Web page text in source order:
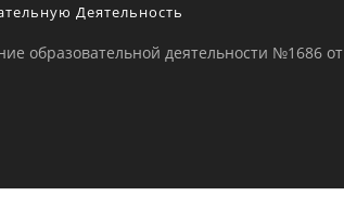
Деятельность
образовательной деятельности №1686 от